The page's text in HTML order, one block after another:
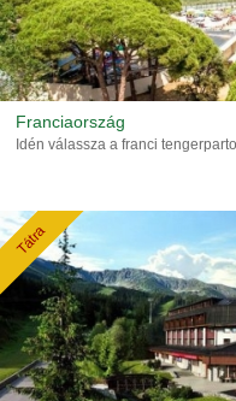
Franciaország
Idén válassza a franci
Tátra